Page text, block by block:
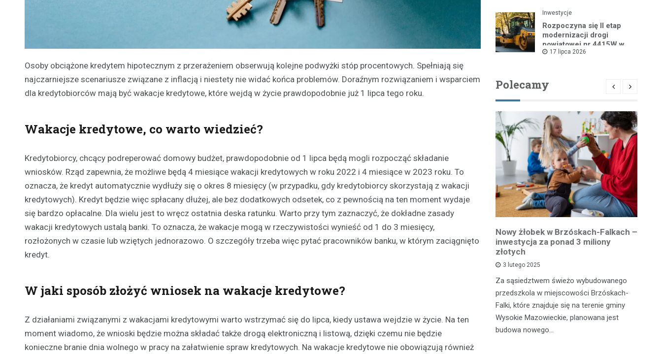
Osoby obciążone kredytem hipotecznym z przerażeniem obserwują kolejne podwyżki stóp procentowych. Spełniają się
najczarniejsze scenariusze związane z inflacją i niestety nie widać końca problemów. Doraźnym rozwiązaniem i wsparciem
dla kredytobiorców mają być wakacje kredytowe, które wejdą w życie prawdopodobnie już 1 lipca tego roku.
Wakacje kredytowe, co warto wiedzieć?
Kredytobiorcy, chcący podreperować domowy budżet, prawdopodobnie od 1 lipca będą mogli rozpocząć składanie
wniosków. Rząd zapewnia, że możliwe będą 4 miesiące wakacji kredytowych w roku 2022 i 4 miesiące w 2023 roku. To
oznacza, że kredyt automatycznie wydłuży się o okres 8 miesięcy (w przypadku, gdy kredytobiorcy skorzystają z wakacji
kredytowych). Kredyt będzie więc spłacany dłużej, ale bez dodatkowych odsetek, co z pewnością na ten moment wydaje
się bardzo opłacalne. Dla wielu jest to wręcz ostatnia deska ratunku. Warto przy tym zaznaczyć, że dokładne zasady
wakacji kredytowych ustalą banki. To oznacza, że wakacje mogą w rzeczywistości wynieść od 1 do 3 miesięcy,
rozłożonych w czasie lub wziętych jednorazowo. O szczegóły trzeba więc pytać pracowników banku, w którym zaciągnięto
kredyt.
W jaki sposób złożyć wniosek na wakacje kredytowe?
Z działaniami związanymi z wakacjami kredytowymi warto wstrzymać się do lipca, kiedy ustawa wejdzie w życie. Na ten
moment wiadomo, że wnioski będzie można składać także drogą elektroniczną i listową, dzięki czemu nie będzie
konieczne branie dnia wolnego w pracy na załatwienie spraw kredytowych. Na wakacje kredytowe nie obowiązują również
Inwestycje
Rozpoczyna się II etap
modernizacji drogi
powiatowej nr 4415W w
Leszczydole
17 lipca 2026
Polecamy
Plan modernizacji drogi powiatowej
4415W na Mazowszu – inwestycja w
powiatowej trasy nr 4415W, prowadzącej z
do Leszczydół Podwielątki Wielątki.
Modernizacja…
Nowy żłobek w Brzóskach-Falkach –
inwestycja za ponad 3 miliony
złotych
3 lutego 2025
Za sąsiedztwem świeżo wybudowanego
przedszkola w miejscowości Brzóskach-
Falki, które znajduje się na terenie gminy
Wysokie Mazowieckie, planowana jest
budowa nowego…